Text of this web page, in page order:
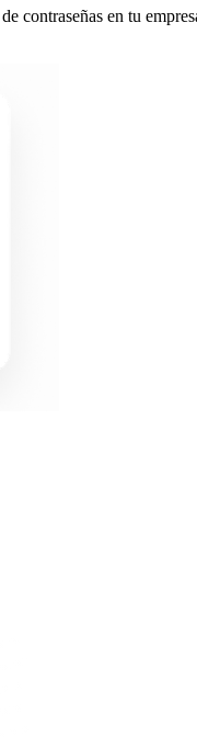
contraseñas en tu